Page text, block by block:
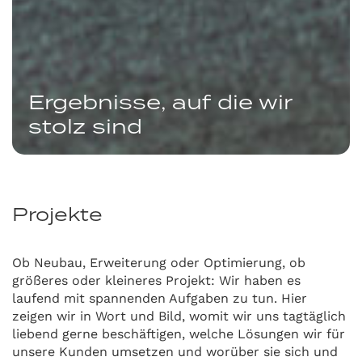
Ergebnisse, auf die wir
stolz sind
Projekte
Ob Neubau, Erweiterung oder Optimierung, ob
größeres oder kleineres Projekt: Wir haben es
laufend mit spannenden Aufgaben zu tun. Hier
zeigen wir in Wort und Bild, womit wir uns tagtäglich
liebend gerne beschäftigen, welche Lösungen wir für
unsere Kunden umsetzen und worüber sie sich und